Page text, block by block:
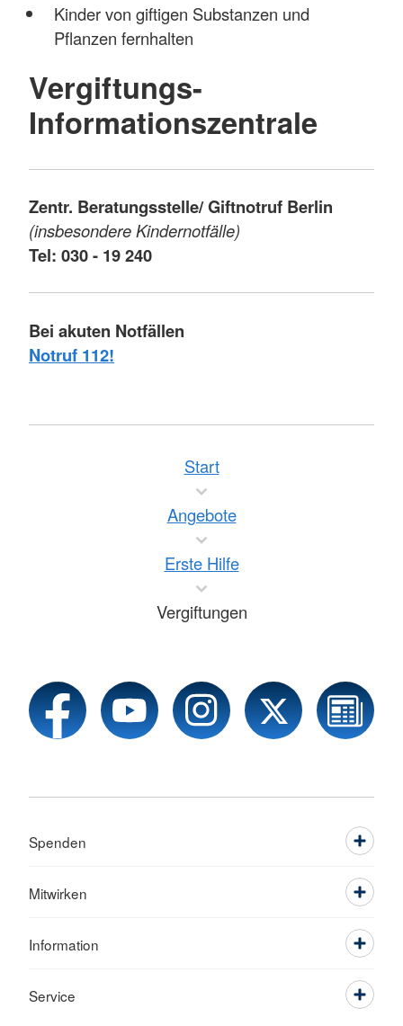
Kinder von giftigen Substanzen und
Pflanzen fernhalten
Vergiftungs-
Informationszentrale
Zentr. Beratungsstelle/ Giftnotruf Berlin
(insbesondere Kindernotfälle)
Tel: 030 - 19 240
Bei akuten Notfällen
Notruf 112!
Start
Angebote
Erste Hilfe
Vergiftungen
Spenden
Mitwirken
Information
Service